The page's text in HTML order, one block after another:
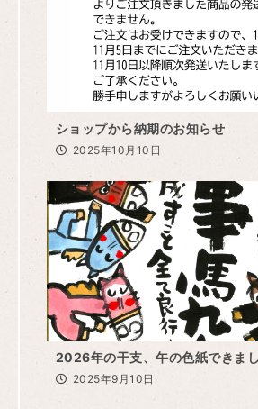
ショップから納期のお知らせ
2025年10月10日
2026年の干支、午の色紙できま
2025年9月10日